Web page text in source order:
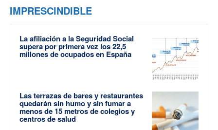
IMPRESCINDIBLE
La afiliación a la Seguridad Social
supera por primera vez los 22,5
millones de ocupados en España
Las terrazas de bares y restaurantes
quedarán sin humo y sin fumar a
menos de 15 metros de colegios y
centros de salud